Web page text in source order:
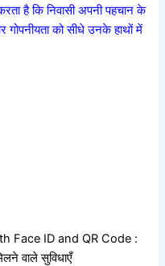
है कि निवासी अपनी पहचान के
गोपनीयता को सीधे उनके हाथों में
Face ID and QR Code :
वाले सुविधाएँ